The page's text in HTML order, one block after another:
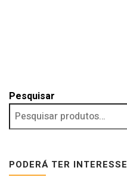
Pesquisar
PODERÁ TER INTERESSE